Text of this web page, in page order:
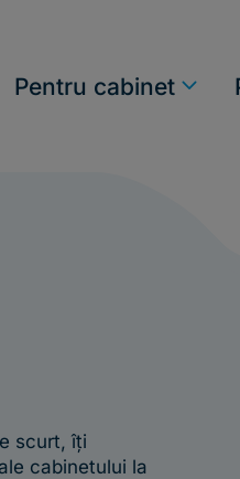
Pentru cabinet n
scurt, îți
cabinetului la